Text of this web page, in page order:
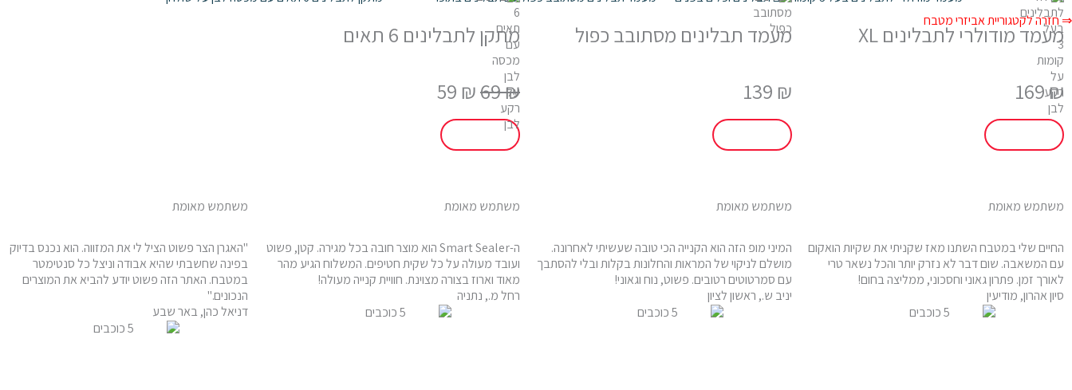
⇒ חזרה לקטגוריית אביזרי מטבח
מעמד מודולרי לתבלינים XL
₪
169
מעמד תבלינים מסתובב כפול
₪
מתקן לתבלינים 6 תאים
₪
69
המחיר
המקורי
היה:
₪
המחיר
משתמש מאומת
החיים שלי במטבח השתנו מאז שקניתי את שקיות הואקום
עם המשאבה. שום דבר לא נזרק יותר והכל נשאר טרי
לאורך זמן. פתרון גאוני וחסכוני, ממליצה בחום!
סיון אהרון, מודיעין
משתמש מאומת
המיני מופ הזה הוא הקנייה הכי טובה שעשיתי לאחרונה.
מושלם לניקוי של המראות והחלונות בקלות ובלי להסתבך
עם סמרטוטים רטובים. פשוט, נוח וגאוני!
יניב ש., ראשון לציון
משתמש מאומת
ה-Smart Sealer הוא מוצר חובה בכל מגירה. קטן, פשוט
ועובד מעולה על כל שקית חטיפים. המשלוח הגיע מהר
מאוד וארוז בצורה מצוינת. חוויית קנייה מעולה!
רחל מ., נתניה
משתמש מאומת
"האגרן הצר פשוט הציל לי את המזווה. הוא נכנס בדיוק
בפינה שחשבתי שהיא אבודה וניצל כל סנטימטר
במטבח. האתר הזה פשוט יודע להביא את המוצרים
הנכונים."
דניאל כהן, באר שבע